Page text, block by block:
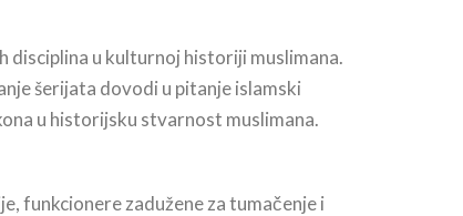
disciplina u kulturnoj historiji muslimana.
šerijata dovodi u pitanje islamski
u historijsku stvarnost muslimana.
funkcionere zadužene za tumačenje i